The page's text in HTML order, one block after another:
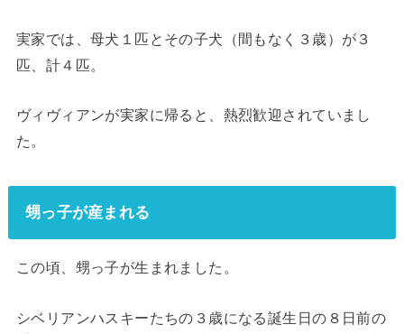
実家では、母犬１匹とその子犬（間もなく３歳）が３
匹、計４匹。
ヴィヴィアンが実家に帰ると、熱烈歓迎されていまし
た。
甥っ子が産まれる
この頃、甥っ子が生まれました。
シベリアンハスキーたちの３歳になる誕生日の８日前の